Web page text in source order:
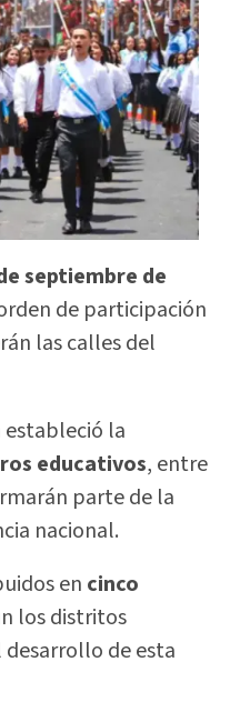
septiembre de
de participación
las calles del
estableció la
educativos, entre
parte de la
nacional.
en cinco
los distritos
de esta